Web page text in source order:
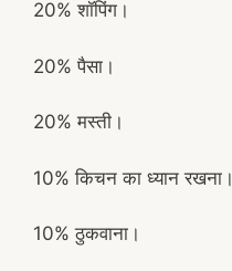
20% शॉपिंग।
20% पैसा।
20% मस्ती।
10% किचन का ध्यान रखना।
10% ठुकवाना।